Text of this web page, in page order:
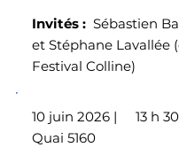
Invités :Sébastien
et Stéphane Lavallée
Festival Colline)
13 h 30
10 juin 2026 |
Quai 5160